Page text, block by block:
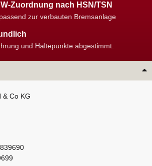
Zuordnung nach HSN/TSN
zur verbauten Bremsanlage
und Haltepunkte abgestimmt.
& Co KG